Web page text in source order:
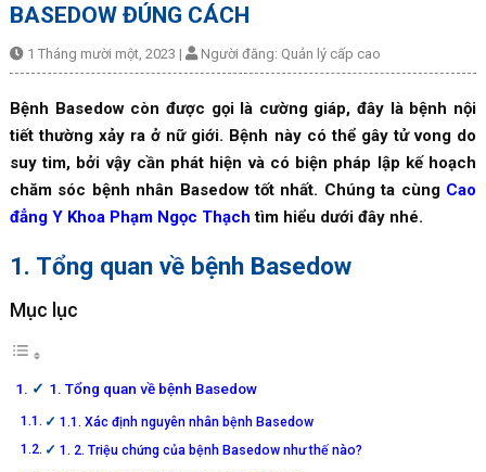
BASEDOW ĐÚNG CÁCH
1 Tháng mười một, 2023 | Người đăng: Quản lý cấp cao
Bệnh Basedow còn được gọi là cường giáp, đây là bệnh nội
tiết thường xảy ra ở nữ giới. Bệnh này có thể gây tử vong do
suy tim, bởi vậy cần phát hiện và có biện pháp lập kế hoạch
chăm sóc bệnh nhân Basedow tốt nhất. Chúng ta cùng Cao
đẳng Y Khoa Phạm Ngọc Thạch tìm hiểu dưới đây nhé.
1. Tổng quan về bệnh Basedow
Mục lục
1. Tổng quan về bệnh Basedow
1.1. Xác định nguyên nhân bệnh Basedow
1. 2. Triệu chứng của bệnh Basedow như thế nào?